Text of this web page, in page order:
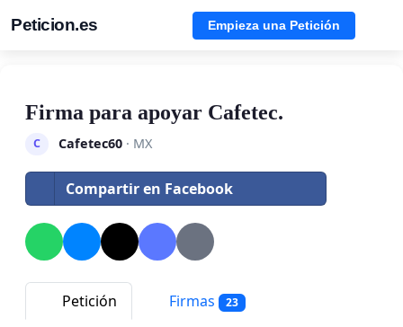
Peticion.es Empieza una Petición
Firma para apoyar Cafetec.
C Cafetec60· MX
Compartir en Facebook
Petición Firmas 23